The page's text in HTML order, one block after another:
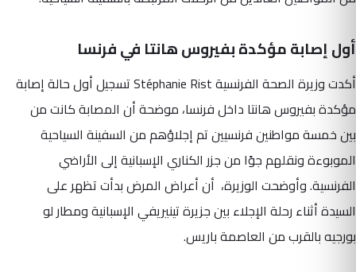
أول إصابة مؤكدة بفيروس هانتا في فرنسا
أكدت وزيرة الصحة الفرنسية Stéphanie Rist تسجيل أول حالة إصابة
مؤكدة بفيروس هانتا داخل فرنسا، موضحة أن المصابة كانت من
بين خمسة مواطنين فرنسيين تم إجلاؤهم من السفينة السياحية
الموبوءة ونقلهم جوًا من جزر الكناري الإسبانية إلى الأراضي
الفرنسية. وأوضحت الوزيرة، أن أعراض المرض بدأت تظهر على
السيدة أثناء رحلة الإجلاء بين جزيرة تينيريفي الإسبانية ومطار لو
بورجيه بالقرب من العاصمة باريس.